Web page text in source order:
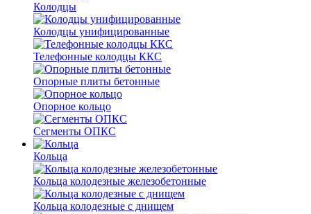
Колодцы
Колодцы унифицированные
Телефонные колодцы ККС
Опорные плиты бетонные
Опорное кольцо
Сегменты ОПКС
Кольца
Кольца колодезные железобетонные
Кольца колодезные с днищем